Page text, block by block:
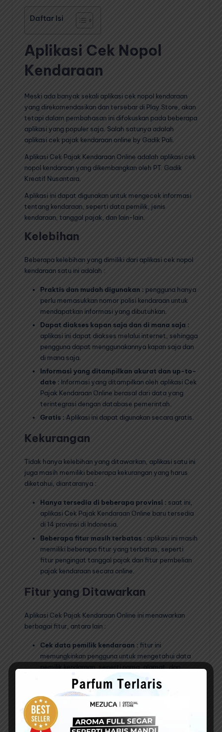
Daftar Isi
Aplikasi Cek Nopol
Kendaraan
Meski ada banyak sekali aplikasi cek nopol kendaraan
yang direkomendasikan dan tersebar di Play Store, akan
tetapi dalam pembahasan ini difokuskan pada beberapa
aplikasi yang populer saja. Salah satunya adalah
aplikasi cek pajak kendaraan online by Gadik Pali.
Aplikasi Cek Pajak Kendaraan Online adalah aplikasi cek
nopol kendaraan yang dikembangkan oleh PT. Gadik
Kreatif Nusantara.
Aplikasi ini dapat digunakan untuk mengecek informasi
tentang kendaraan, seperti data pemilik, jenis
kendaraan, tanggal pajak, dan lain-lain.
Kelebihan
Beberapa kelebihan yang dimiliki dari aplikasi cek nopol
kendaraan satu ini adalah :
Praktis dan mudah digunakan : pengguna hanya
perlu memasukkan nomor polisi kendaraan untuk
mendapatkan informasi yang dibutuhkan.
Dapat diakses kapan saja dan di mana saja :
aplikasi ini dapat diakses melalui internet, sehingga
pengguna dapat menggunakannya kapan saja dan
di mana saja.
Informasi yang ditampilkan akurat dan up-to-
date : Informasi yang ditampilkan oleh aplikasi Cek
Pajak Kendaraan Online berasal dari data yang
terintegrasi dengan database pemerintah.
Gratis : Aplikasi ini dapat digunakan secara gratis.
Kekurangan
Tidak hanya kelebihan yang ditawarkan, aplikasi satu ini
juga masih memiliki beberapa kekurangan yang harus
diketahui, diantaranya :
Hanya tersedia di beberapa provinsi : saat ini,
aplikasi Cek Pajak Kendaraan Online baru tersedia
di 14 provinsi di Indonesia.
Beberapa fitur masih terbatas : aplikasi ini masih
memiliki beberapa fitur yang terbatas, seperti
fitur pengingat tanggal pajak dan fitur pembelian
pajak kendaraan secara online.
Fitur yang Ditawarkan
Aplikasi Cek Pajak Kendaraan Online ini menawarkan
berbagai fitur, antara lain :
Cek data pemilik kendaraan : fitur ini
memungkinkan pengguna untuk mengetahui data
pemilik kendaraan, seperti nama, alamat, dan
nomor telepon.
Cek jenis kendaraan :fitur ini memungkinkan
pengguna untuk mengetahui jenis kendaraan,
seperti mobil, motor, atau bus.
Cek tanggal pajak :fitur ini memungkinkan